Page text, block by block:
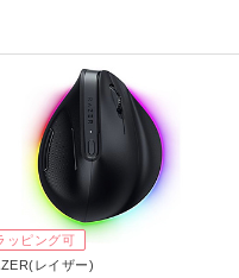
ッピング可
レイザー)